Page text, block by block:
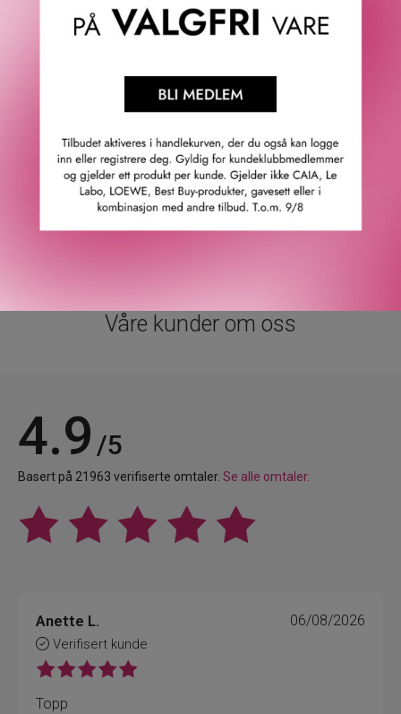
perfekt volum takket være en unik maskarabørste og
innovativ formel, som har vært uendret i 15 år. Den lekre
skiller dem fra hverandre.
Lancôme Hypnôse Mascara hjelper deg med å skape din
helt egen øyemakeuplook. Mascaraen er testet under
oftalmologisk kontroll, og er egnet for sensitive øyne og
kontaktlinsebrukere.
Våre kunder om oss
4.9 /5
Basert på 21963 verifiserte omtaler. Se alle omtaler.
Anette L.
Verifisert kunde
06/08/2026
Topp